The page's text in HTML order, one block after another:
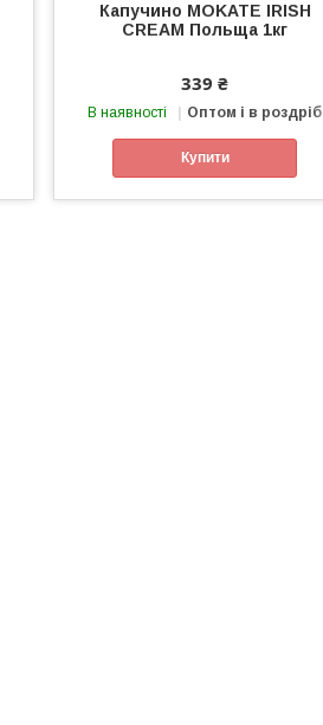
Капучино MOKATE IRISH
CREAM Польща 1кг
339 ₴
В наявності Оптом і в роздріб
Купити